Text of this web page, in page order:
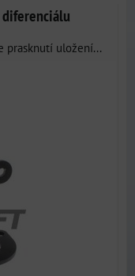
prasknutí uložení...